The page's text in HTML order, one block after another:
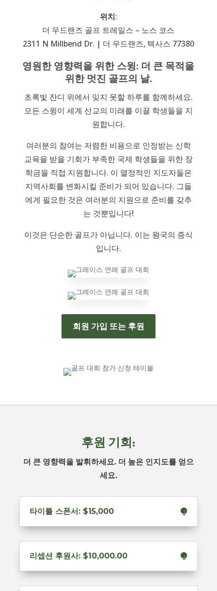
위치:
더 우드랜즈 골프 트레일스 – 노스 코스
2311 N Millbend Dr. | 더 우드랜즈, 텍사스 77380
영원한 영향력을 위한 스윙: 더 큰 목적을
위한 멋진 골프의 날.
초록빛 잔디 위에서 잊지 못할 하루를 함께하세요.
모든 스윙이 세계 선교의 미래를 이끌 학생들을 지
원합니다.
여러분의 참여는 저렴한 비용으로 인정받는 신학
교육을 받을 기회가 부족한 국제 학생들을 위한 장
학금을 직접 지원합니다. 이 열정적인 지도자들은
지역사회를 변화시킬 준비가 되어 있습니다. 그들
에게 필요한 것은 여러분의 지원으로 준비를 갖추
는 것뿐입니다!
이것은 단순한 골프가 아닙니다. 이는 왕국의 증식
입니다.
회원 가입 또는 후원
후원 기회:
더 큰 영향력을 발휘하세요. 더 높은 인지도를 얻으
세요.
타이틀 스폰서: $15,000
리셉션 후원사: $10,000.00